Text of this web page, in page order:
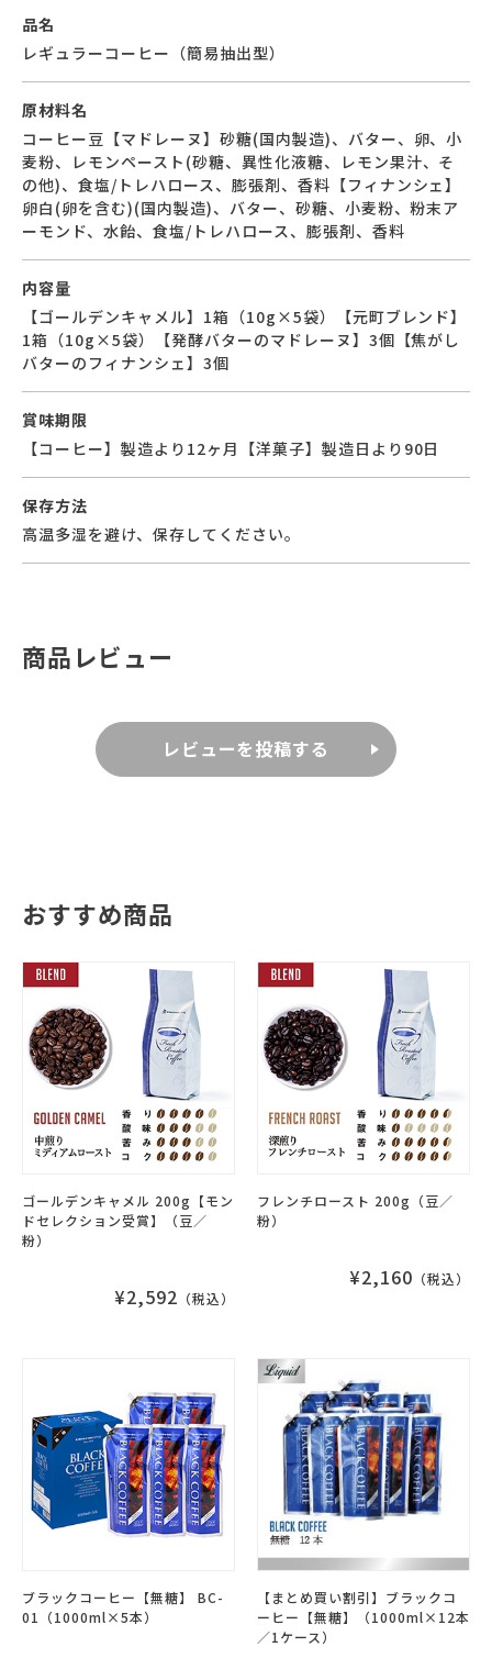
品名
レギュラーコーヒー（簡易抽出型）
原材料名
コーヒー豆【マドレーヌ】砂糖(国内製造)、バター、卵、小
麦粉、レモンペースト(砂糖、異性化液糖、レモン果汁、そ
の他)、食塩/トレハロース、膨張剤、香料【フィナンシェ】
卵白(卵を含む)(国内製造)、バター、砂糖、小麦粉、粉末ア
ーモンド、水飴、食塩/トレハロース、膨張剤、香料
内容量
【ゴールデンキャメル】1箱（10g×5袋）【元町ブレンド】
1箱（10g×5袋）【発酵バターのマドレーヌ】3個【焦がし
バターのフィナンシェ】3個
賞味期限
【コーヒー】製造より12ヶ月【洋菓子】製造日より90日
保存方法
高温多湿を避け、保存してください。
商品レビュー
レビューを投稿する
おすすめ商品
ゴールデンキャメル 200g【モン
ドセレクション受賞】（豆／
粉）
¥2,592 （税込）
フレンチロースト 200g（豆／
粉）
¥2,160 （税込）
ブラックコーヒー【無糖】 BC-
01（1000ml×5本）
【まとめ買い割引】ブラックコ
ーヒー【無糖】（1000ml×12本
／1ケース）